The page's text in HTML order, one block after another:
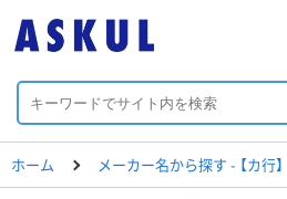
ホーム メーカー名から探す - 【カ行】